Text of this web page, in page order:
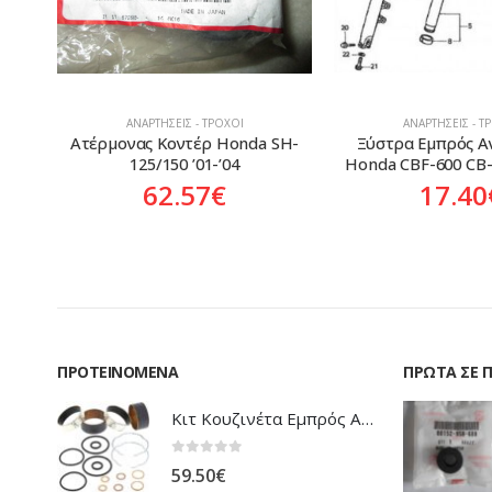
ΑΝΑΡΤΉΣΕΙΣ - ΤΡΟΧΟΊ
Ξύστρα Εμπρός Ανάρτησης
Honda CBF-600 CB-600 Hornet
17.40€
ΑΝΑΡΤΉΣΕΙΣ -
Ανορθωτής
1000V
ΠΡΟΤΕΙΝΌΜΕΝΑ
Κιτ Κουζινέτα Εμπρός Ανάρτησης All Balls Honda CBR-1100XX Blackbird
59.50€
ΠΡΏΤΑ ΣΕ